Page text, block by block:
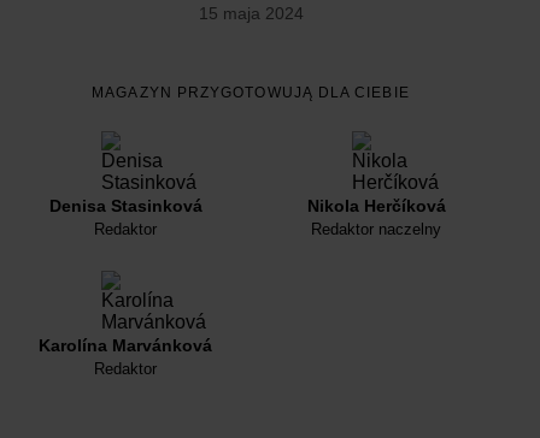
15 maja 2024
MAGAZYN PRZYGOTOWUJĄ DLA CIEBIE
Denisa Stasinková
Redaktor
Nikola Herčíková
Redaktor naczelny
Karolína Marvánková
Redaktor